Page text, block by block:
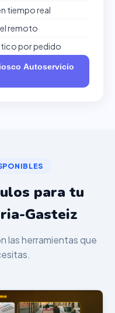
tiempo real
remoto
por pedido
Autoservicio
para tu
Gasteiz
las herramientas que